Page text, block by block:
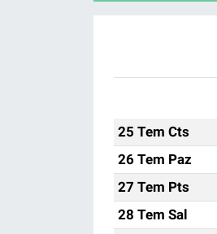
25 Tem Cts
26 Tem Paz
27 Tem Pts
28 Tem Sal